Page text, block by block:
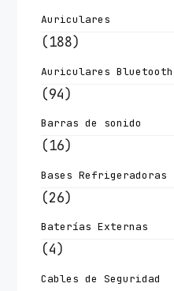
Auriculares
(188)
Auriculares
(94)
Barras de sonido
(16)
Bases Refrigeradoras
(26)
Baterías Externas
(4)
Cables de Seguridad